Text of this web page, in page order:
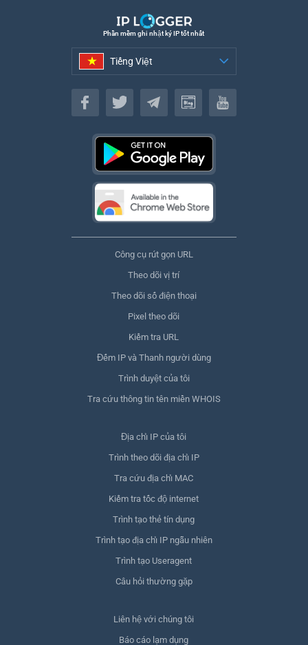
Phần mềm ghi nhật ký IP tốt nhất
Tiếng Việt
Tiếng Việt
Công cụ rút gọn URL
Theo dõi vị trí
Theo dõi số điện thoại
Pixel theo dõi
Kiểm tra URL
Đếm IP và Thanh người dùng
Trình duyệt của tôi
Tra cứu thông tin tên miền WHOIS
Địa chỉ IP của tôi
Trình theo dõi địa chỉ IP
Tra cứu địa chỉ MAC
Kiểm tra tốc độ internet
Trình tạo thẻ tín dụng
Trình tạo địa chỉ IP ngẫu nhiên
Trình tạo Useragent
Câu hỏi thường gặp
Liên hệ với chúng tôi
Báo cáo lạm dụng